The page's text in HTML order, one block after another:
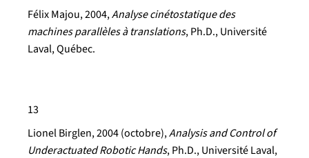
Félix Majou, 2004,Analyse cinétostatique des
machines parallèles à translations, Ph.D., Université
Laval, Québec.
13
Lionel Birglen, 2004 (octobre),Analysis and Control of
Underactuated Robotic Hands, Ph.D., Université Laval,